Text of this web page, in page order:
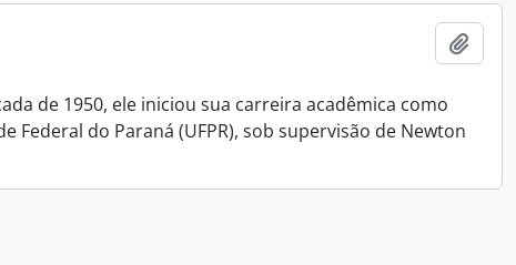
de 1950, ele iniciou sua carreira acadêmica como
Federal do Paraná (UFPR), sob supervisão de Newton